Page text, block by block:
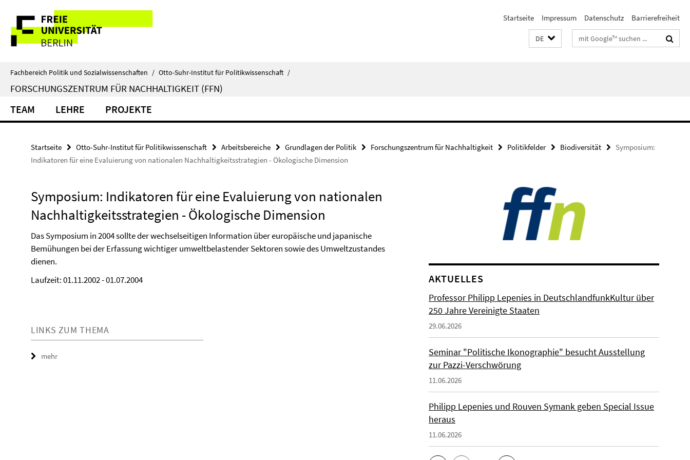
direkt
Inhalt
Service-
Navigation
Startseite Impressum Datenschutz Barrierefreiheit
DE Suchbegriffe
Fachbereich Politik und Sozialwissenschaften / Otto-Suhr-Institut für Politikwissenschaft /
FORSCHUNGSZENTRUM FÜR NACHHALTIGKEIT (FFN)
TEAM LEHRE PROJEKTE
Startseite Otto-Suhr-Institut für Politikwissenschaft Arbeitsbereiche Grundlagen der Politik Forschungszentrum für Nachhaltigkeit Politikfelder Biodiversität
Symposium:
Indikatoren für eine Evaluierung von nationalen Nachhaltigkeitsstrategien - Ökologische Dimension
Symposium: Indikatoren für eine Evaluierung von nationalen
Nachhaltigkeitsstrategien - Ökologische Dimension
Das Symposium in 2004 sollte der wechselseitigen Information über europäische und japanische
Bemühungen bei der Erfassung wichtiger umweltbelastender Sektoren sowie des Umweltzustandes
dienen.
Laufzeit: 01.11.2002 - 01.07.2004
LINKS ZUM THEMA
mehr
AKTUELLES
Professor Philipp Lepenies in DeutschlandfunkKultur über
250 Jahre Vereinigte Staaten
29.06.2026
Seminar "Politische Ikonographie" besucht Ausstellung
zur Pazzi-Verschwörung
11.06.2026
Philipp Lepenies und Rouven Symank geben Special Issue
heraus
11.06.2026